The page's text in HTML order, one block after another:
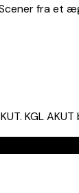
fra et
KGL AKUT